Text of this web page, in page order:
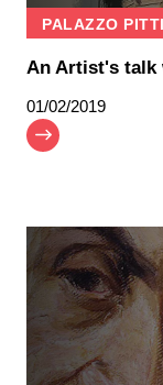
PALAZZO PITTI
An Artist's talk
01/02/2019